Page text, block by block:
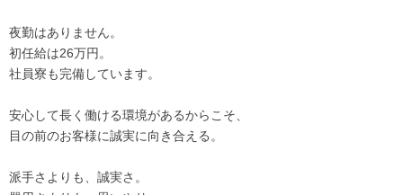
夜勤はありません。
初任給は26万円。
社員寮も完備しています。
安心して長く働ける環境があるからこそ、
目の前のお客様に誠実に向き合える。
派手さよりも、誠実さ。